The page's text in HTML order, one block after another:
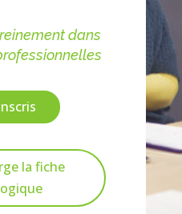
dans
la fiche